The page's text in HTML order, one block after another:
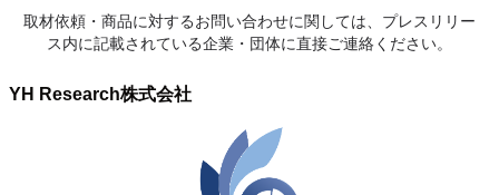
取材依頼・商品に対するお問い合わせに関しては、プレスリリー
ス内に記載されている企業・団体に直接ご連絡ください。
YH Research株式会社